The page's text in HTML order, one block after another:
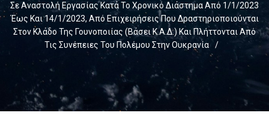
Σε Αναστολή Εργασίας Κατά Το Χρονικό Διάστημα Από 1/1/2023
Έως Και 14/1/2023, Από Επιχειρήσεις Που Δραστηριοποιούνται
Στον Κλάδο Της Γουνοποιίας (βάσει Κ.Α.Δ.) Και Πλήττονται Από
Τις Συνέπειες Του Πολέμου Στην Ουκρανία
/